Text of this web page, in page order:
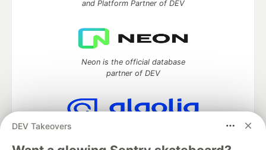
DEV Takeovers
and Platform Partner of DEV
Neon is the official database
partner of DEV
Algolia is the official search partner